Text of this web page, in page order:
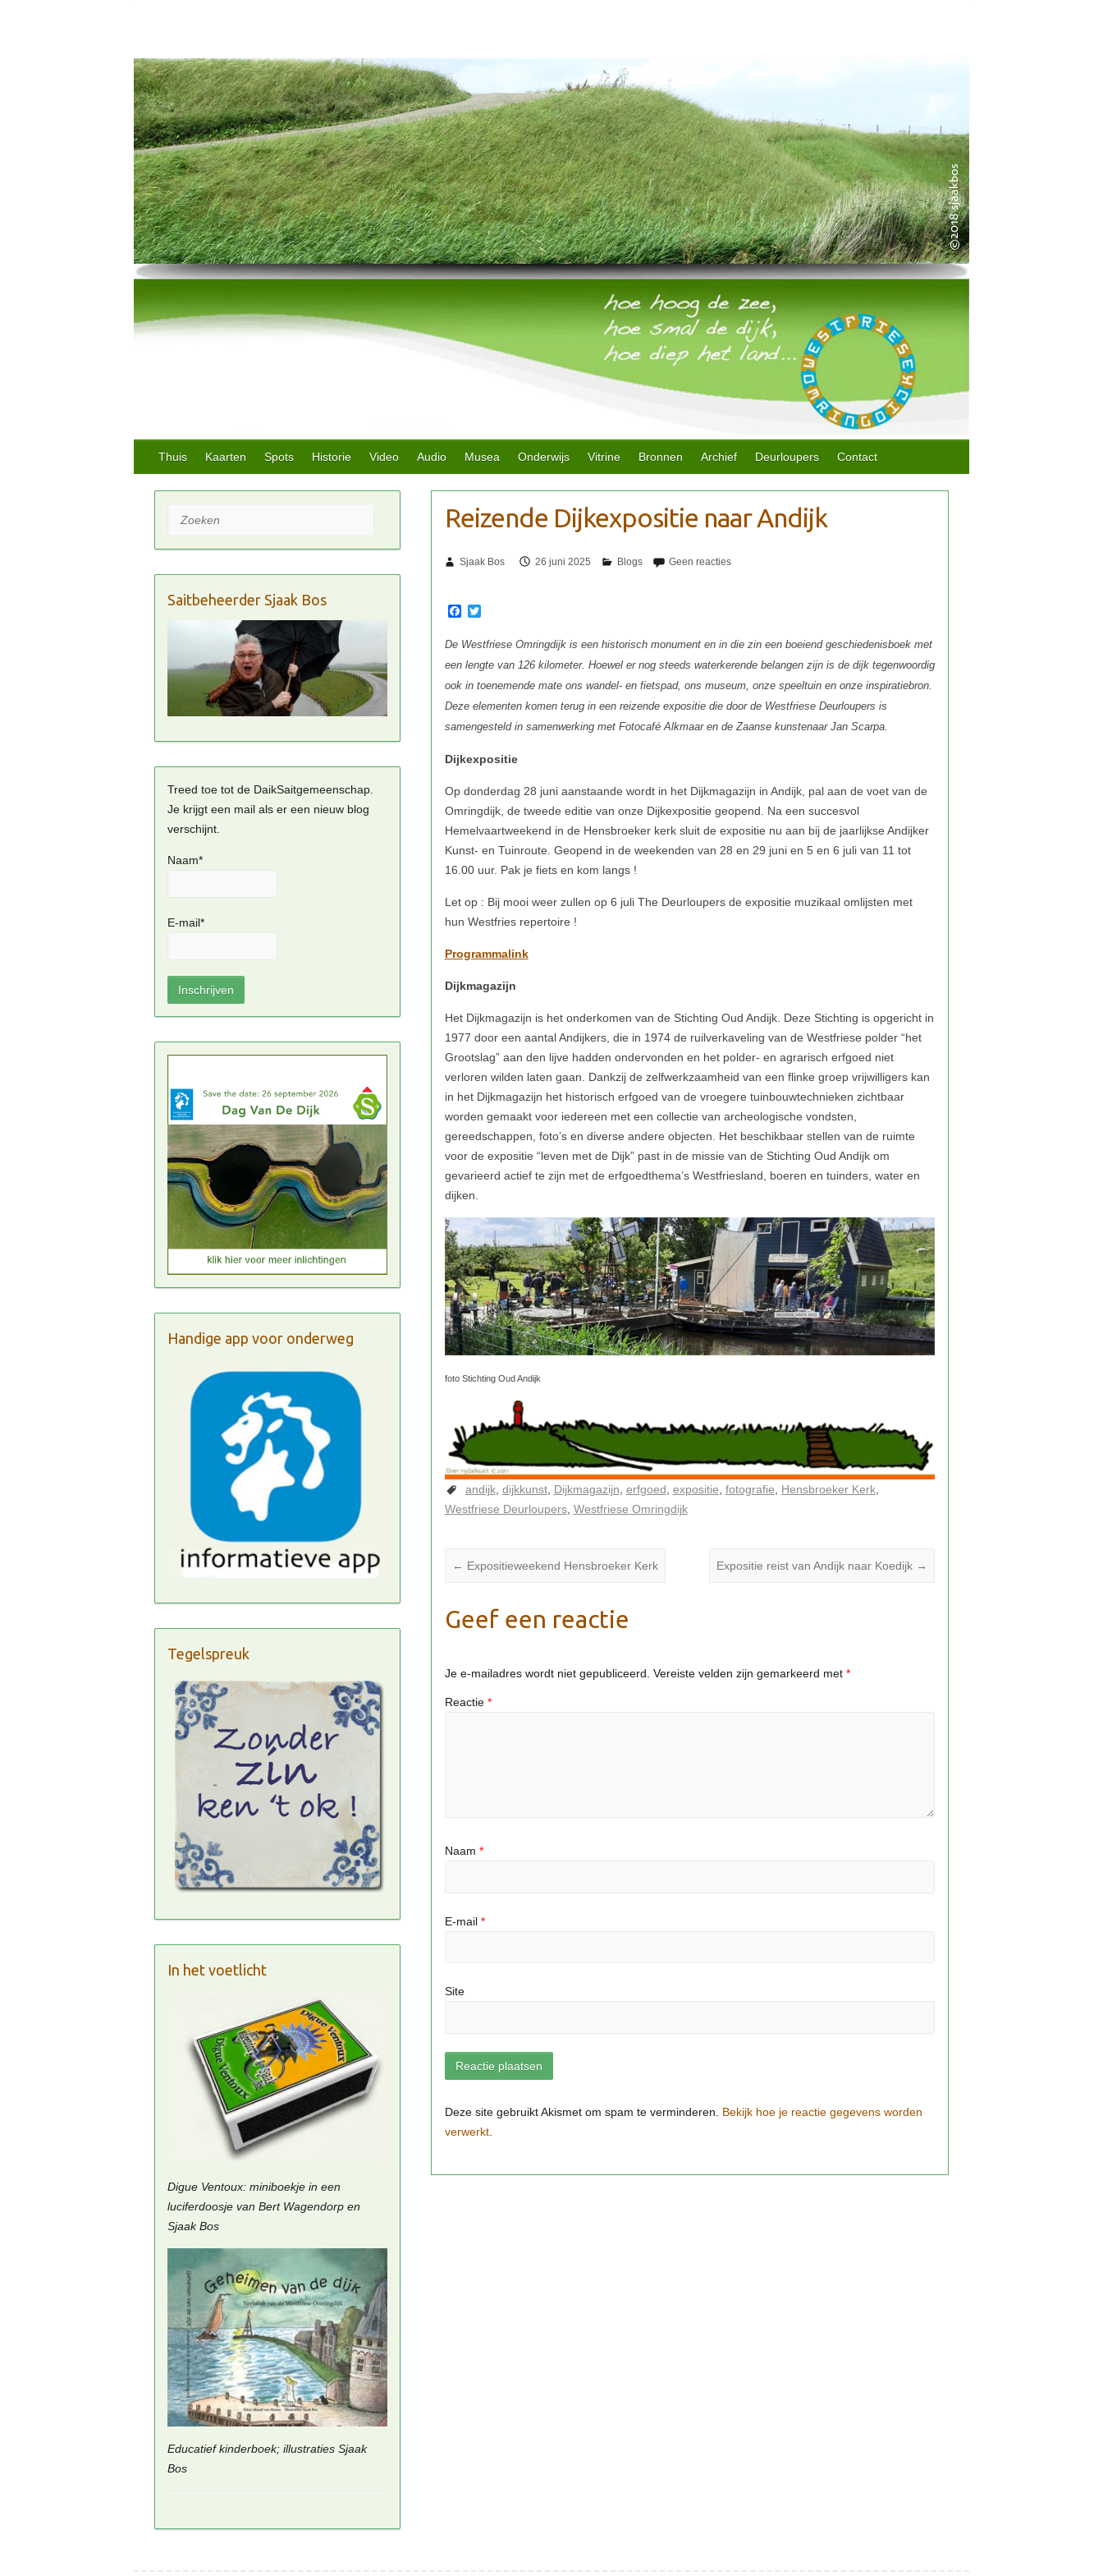
Thuis Kaarten Spots Historie Video Audio Musea Onderwijs Vitrine Bronnen Archief Deurloupers Contact
Sjaak Bos 26 juni 2025
F
c
e
b
o
k
T
t
t
r
De Westfriese Omringdijk is een historisch monument en in die zin een boeiend geschiedenisboek met
een lengte van 126 kilometer. Hoewel er nog steeds waterkerende belangen zijn is de dijk tegenwoordig
ook in toenemende mate ons wandel- en fietspad, ons museum, onze speeltuin en onze inspiratiebron.
Deze elementen komen terug in een reizende expositie die door de Westfriese Deurloupers is
samengesteld in samenwerking met Fotocafé Alkmaar en de Zaanse kunstenaar Jan Scarpa.
Dijkexpositie
Programmalink
Dijkmagazijn
foto Stichting Oud Andijk
andijk dijkkunst Dijkmagazijn erfgoed expositie fotografie
Hensbroeker Kerk
Westfriese Deurloupers Westfriese Omringdijk
← Expositieweekend Hensbroeker Kerk Expositie reist van Andijk naar Koedijk →
Geef een reactie
Je e-mailadres wordt niet gepubliceerd. Vereiste velden zijn gemarkeerd met *
Reactie *
Naam *
E-mail *
Site
Bekijk hoe je reactie gegevens worden
verwerkt
Zoeken
Saitbeheerder Sjaak Bos
Treed toe tot de DaikSaitgemeenschap.
Je krijgt een mail als er een nieuw blog
verschijnt.
Naam*
E-mail*
Handige app voor onderweg
Tegelspreuk
In het voetlicht
Digue Ventoux: miniboekje in een
luciferdoosje van Bert Wagendorp en
Sjaak Bos
Educatief kinderboek; illustraties Sjaak
Bos